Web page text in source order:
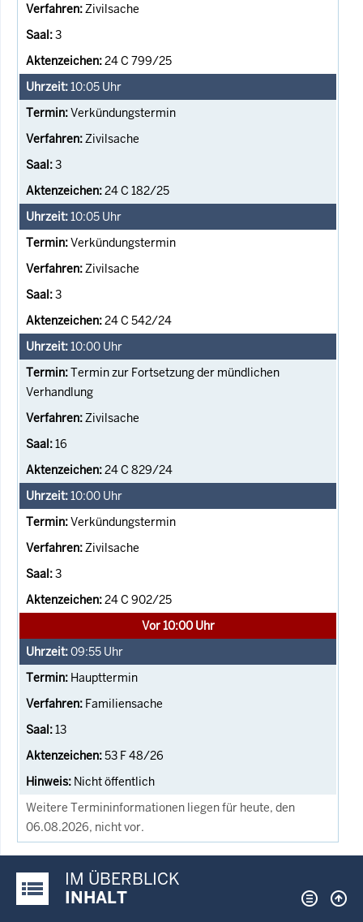
Zivilsache
3
24 C 799/25
10:05 Uhr
Verkündungstermin
Zivilsache
3
24 C 182/25
10:05 Uhr
Verkündungstermin
Zivilsache
3
24 C 542/24
10:00 Uhr
Termin zur Fortsetzung der mündlichen
Verhandlung
Zivilsache
16
24 C 829/24
10:00 Uhr
Verkündungstermin
Zivilsache
3
24 C 902/25
Vor 10:00 Uhr
09:55 Uhr
Haupttermin
Familiensache
13
53 F 48/26
Nicht öffentlich
Weitere Termininformationen liegen für heute, den
06.08.2026, nicht vor.
Justiz-Portal im Überblick:
IM ÜBERBLICK
INHALT